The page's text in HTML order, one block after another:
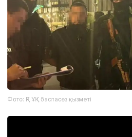
Фото: ҚР ҰҚК баспасөз қызметі